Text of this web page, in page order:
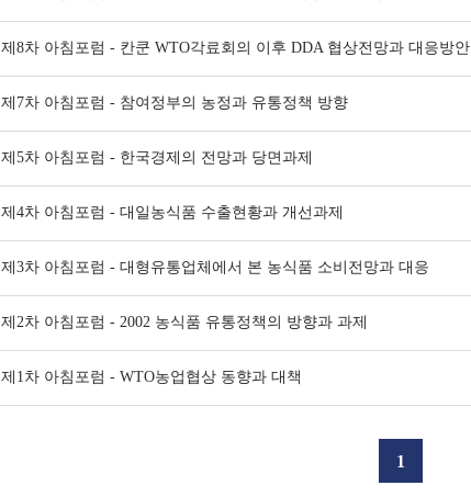
제8차 아침포럼 - 칸쿤 WTO각료회의 이후 DDA 협상전망과 대응방안
제7차 아침포럼 - 참여정부의 농정과 유통정책 방향
제5차 아침포럼 - 한국경제의 전망과 당면과제
제4차 아침포럼 - 대일농식품 수출현황과 개선과제
제3차 아침포럼 - 대형유통업체에서 본 농식품 소비전망과 대응
제2차 아침포럼 - 2002 농식품 유통정책의 방향과 과제
제1차 아침포럼 - WTO농업협상 동향과 대책
1